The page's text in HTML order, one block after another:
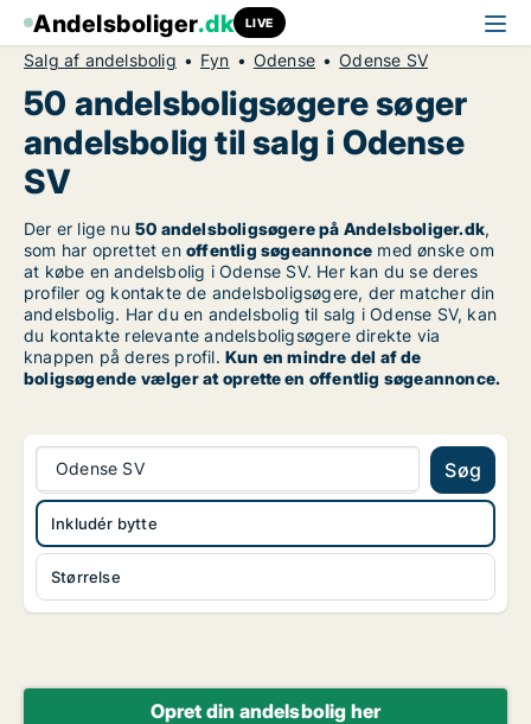
Andelsboliger.dk LIVE
Salg af andelsbolig Fyn Odense Odense SV
50 andelsboligsøgere søger
andelsbolig til salg i Odense
SV
Der er lige nu 50 andelsboligsøgere på Andelsboliger.dk,
som har oprettet en offentlig søgeannonce med ønske om
at købe en andelsbolig i Odense SV. Her kan du se deres
profiler og kontakte de andelsboligsøgere, der matcher din
andelsbolig. Har du en andelsbolig til salg i Odense SV, kan
du kontakte relevante andelsboligsøgere direkte via
knappen på deres profil. Kun en mindre del af de
boligsøgende vælger at oprette en offentlig søgeannonce.
Odense SV Søg
Størrelse
Inkludér bytte
Opret din andelsbolig her